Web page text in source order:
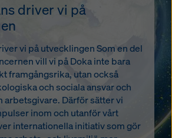
driver vi på
vi på utvecklingen Som en del
vill vi på Doka inte bara
framgångsrika, utan också
och sociala ansvar och
arbetsgivare. Därför sätter vi
inom och utanför vårt
internationella initiativ som gör